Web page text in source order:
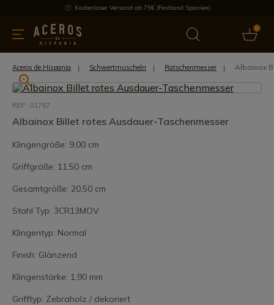
Kostenloser Versand ab 75€ (Festland Spanien)
0
Bietet Aktuelles Bestseller
Aceros de Hispania Schwertmuscheln Ratschenmesser Albainox
REF: 01767
Albainox Billet rotes Ausdauer-Taschenmesser
Klingengröße: 9,00 cm
Griffgröße: 11,50 cm
Gesamtgröße: 20,50 cm
Stahl Typ: 3CR13MOV
Klingentyp: Normal
Finish: Glänzend
Klingenstärke: 1,90 mm
Grifftyp: Zebraholz / dekoriert